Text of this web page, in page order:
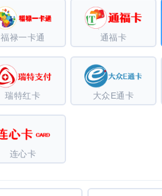
福禄一卡通 通福卡
瑞特红卡 大众E通卡
连心卡